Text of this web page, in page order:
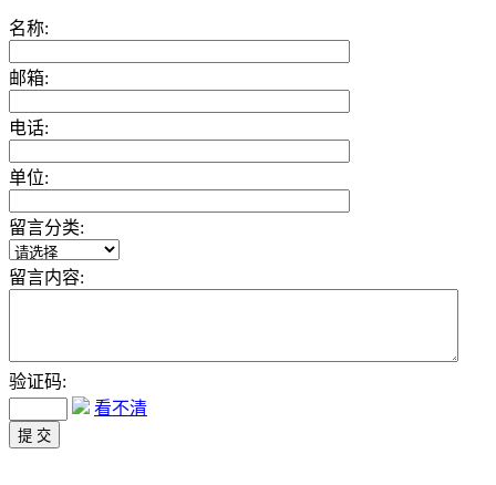
名称:
邮箱:
电话:
单位:
留言分类:
留言内容:
验证码:
看不清